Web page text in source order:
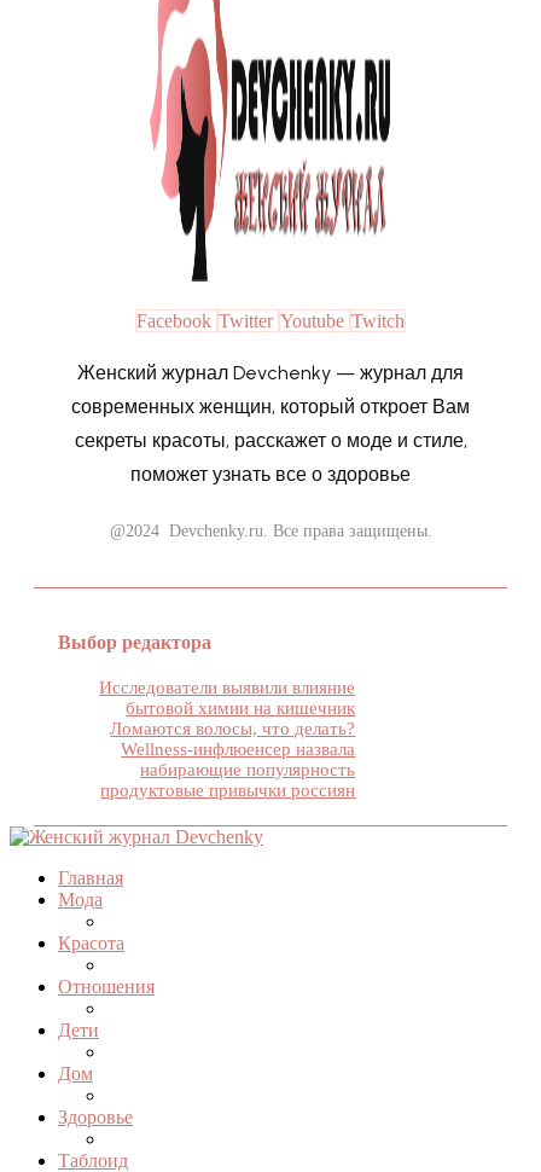
Facebook Twitter Youtube Twitch
Женский журнал Devchenky — журнал для
современных женщин, который откроет Вам
секреты красоты, расскажет о моде и стиле,
поможет узнать все о здоровье
@2024 Devchenky.ru. Все права защищены.
Выбор редактора
Исследователи выявили влияние
бытовой химии на кишечник
Ломаются волосы, что делать?
Wellness-инфлюенсер назвала
набирающие популярность
продуктовые привычки россиян
Главная
Мода
Красота
Отношения
Дети
Дом
Здоровье
Таблоид